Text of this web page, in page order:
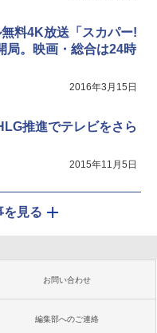
料4K放送「スカパー!
局。映画・総合は24時
2016年3月15日
推進でテレビをさら
2015年11月5日
を見る
お問い合わせ
編集部へのご連絡